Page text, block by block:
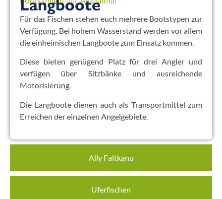
Ally Faltkanu
Uferfischen
Langboote
Für das Fischen stehen euch mehrere Bootstypen zur
Verfügung. Bei hohem Wasserstand werden vor allem
die einheimischen Langboote zum Einsatz kommen.
Diese bieten genügend Platz für drei Angler und
verfügen über Sitzbänke und ausreichende
Motorisierung.
Die Langboote dienen auch als Transportmittel zum
Erreichen der einzelnen Angelgebiete.